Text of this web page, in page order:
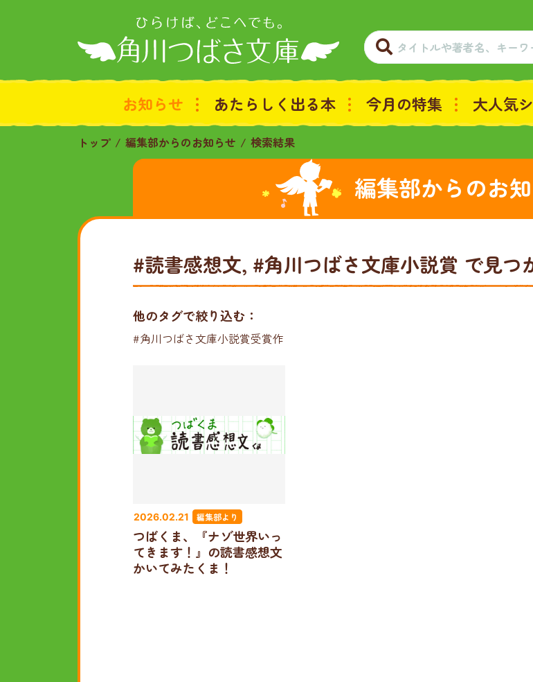
お知らせ あたらしく出る本 今月の特集 大人気
トップ 編集部からのお知らせ 検索結果
編集部からのお
#読書感想文, #角川つばさ文庫小説賞 で見つ
他のタグで絞り込む：
#角川つばさ文庫小説賞受賞作
2026.02.21 編集部より
つばくま、『ナゾ世界いっ
てきます！』の読書感想文
かいてみたくま！